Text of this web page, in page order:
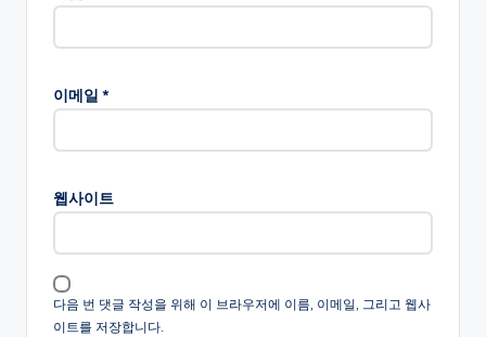
이메일 *
웹사이트
다음 번 댓글 작성을 위해 이 브라우저에 이름, 이메일, 그리고 웹사
이트를 저장합니다.